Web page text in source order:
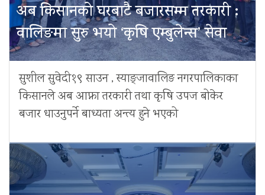
अब किसानको घरबाटै बजारसम्म तरकारी :
वालिङमा सुरु भयो ‘कृषि एम्बुलेन्स’ सेवा
सुशील सुवेदी१९ साउन , स्याङ्जावालिङ नगरपालिकाका
किसानले अब आफ्ना तरकारी तथा कृषि उपज बोकेर
बजार धाउनुपर्ने बाध्यता अन्त्य हुने भएको